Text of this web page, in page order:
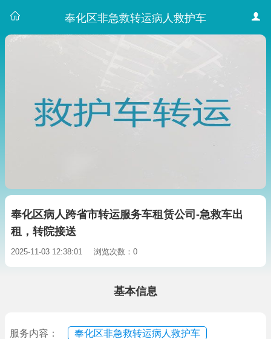
奉化区非急救转运病人救护车
奉化区病人跨省市转运服务车租赁公司-急救车出
租，转院接送
2025-11-03 12:38:01 浏览次数：0
基本信息
服务内容： 奉化区非急救转运病人救护车